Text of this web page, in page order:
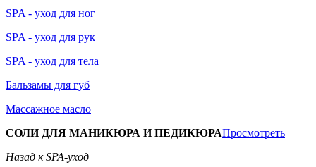
SPA - уход для ног
SPA - уход для рук
SPA - уход для тела
Бальзамы для губ
Массажное масло
СОЛИ ДЛЯ МАНИКЮРА И ПЕДИКЮРАПросмотреть
Назад к SPA-уход